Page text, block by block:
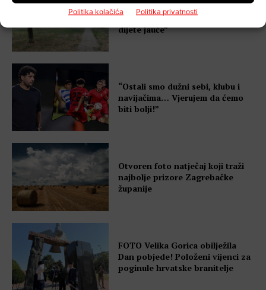
Politika kolačića Politika privatnosti
Misteriozni noćni krikovi
uznemirili stanare – „Kao da
dijete jauče”
“Ostali smo dužni sebi, klubu i
navijačima… Vjerujem da ćemo
biti bolji!”
Otvoren foto natječaj koji traži
najbolje prizore Zagrebačke
županije
FOTO Velika Gorica obilježila
Dan pobjede! Položeni vijenci za
poginule hrvatske branitelje